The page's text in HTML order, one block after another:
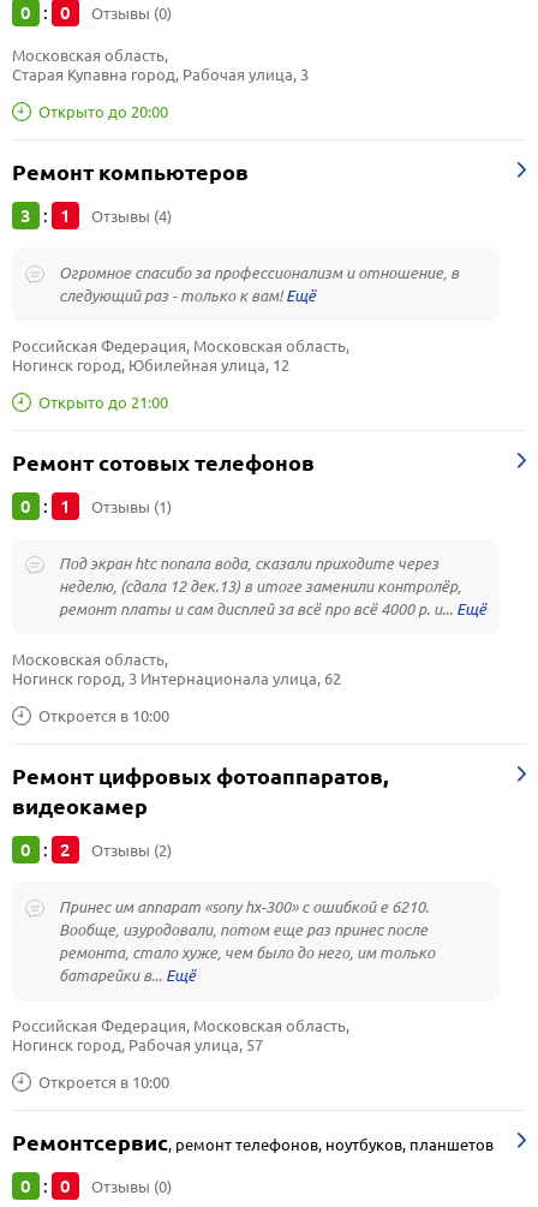
0 : 0 Отзывы (0)
Открыто до 20:00
Московская область,
Старая Купавна город, Рабочая улица, 3
Ремонт компьютеров
3 : 1 Отзывы (4)
Огромное спасибо за профессионализм и отношение, в
следующий раз - только к вам!
Открыто до 21:00
Российская Федерация, Московская область,
Ногинск город, Юбилейная улица, 12
Ремонт сотовых телефонов
0 : 1 Отзывы (1)
Под экран htc попала вода, сказали приходите через
неделю, (сдала 12 дек.13) в итоге заменили контролёр,
ремонт платы и сам дисплей за всё про всё 4000 р. и...
Откроется в 10:00
Московская область,
Ногинск город, 3 Интернационала улица, 62
Ремонт цифровых фотоаппаратов,
видеокамер
0 : 2 Отзывы (2)
Принес им аппарат «sony hx-300» с ошибкой е 6210.
Вообще, изуродовали, потом еще раз принес после
ремонта, стало хуже, чем было до него, им только
батарейки в...
Откроется в 10:00
Российская Федерация, Московская область,
Ногинск город, Рабочая улица, 57
Ремонтсервис, ремонт телефонов, ноутбуков, планшетов
0 : 0 Отзывы (0)